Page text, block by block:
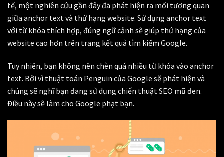
tế, một nghiên cứu gần đây đã phát hiện ra mối tương quan
giữa anchor text và thứ hạng website. Sử dụng anchor text
với từ khóa thích hợp, đúng ngữ cảnh sẽ giúp thứ hạng của
website cao hơn trên trang kết quả tìm kiếm Google.
Tuy nhiên, bạn không nên chèn quá nhiều từ khóa vào anchor
text. Bởi vì thuật toán Penguin của Google sẽ phát hiện và
chúng sẽ nghĩ bạn đang sử dụng chiến thuật SEO mũ đen.
Điều này sẽ làm cho Google phạt bạn.